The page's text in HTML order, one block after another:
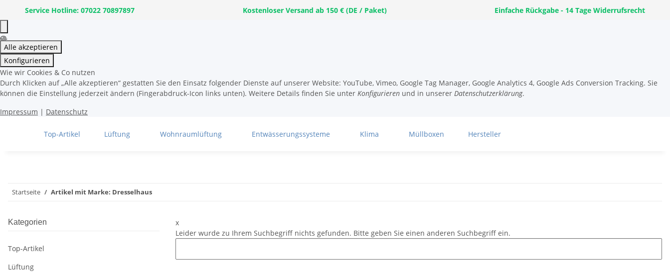
Service Hotline: 07022 70897897 Kostenloser Versand ab 150 € (DE / Paket) Einfache Rückgabe - 14 Tage Widerrufsrecht
Alle akzeptieren
Konfigurieren
Wie wir Cookies & Co nutzen
Durch Klicken auf „Alle akzeptieren“ gestatten Sie den Einsatz folgender Dienste auf unserer Website: YouTube, Vimeo, Google Tag Manager, Google Analytics 4, Google Ads Conversion Tracking. Sie
können die Einstellung jederzeit ändern (Fingerabdruck-Icon links unten). Weitere Details finden Sie unter Konfigurieren und in unserer Datenschutzerklärung.
Impressum | Datenschutz
Top-Artikel Lüftung Wohnraumlüftung Entwässerungssysteme Klima Müllboxen Hersteller
Startseite Artikel mit Marke: Dresselhaus
x
Leider wurde zu Ihrem Suchbegriff nichts gefunden. Bitte geben Sie einen anderen Suchbegriff ein.
Kategorien
Top-Artikel
Lüftung